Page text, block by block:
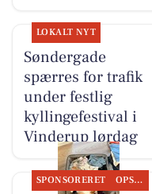
LOKALT NYT
Søndergade
spærres for trafik
under festlig
kyllingefestival i
Vinderup lørdag
SPONSORERET OPSLAGSTAVLEN